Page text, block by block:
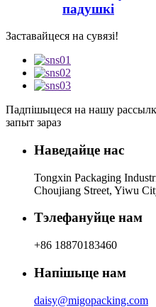
падушкі
Заставайцеся на сувязі!
Падпішыцеся на нашу
запыт зараз
Наведайце нас
Tongxin Packaging
Choujiang Street, Yiwu
Тэлефануйце нам
+86 18870183460
Напішыце нам
daisy@migopacking.com